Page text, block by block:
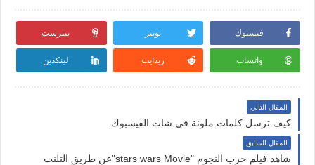
فيسبوك تويتر بنترست
واتساب ريدايت لينكدين
المقال التالي
كيف ترسل كلمات ملونة في شات الفيسبوك
المقال السابق
شاهد فيلم حرب النجوم "stars wars Movie"عن طريق التلنت